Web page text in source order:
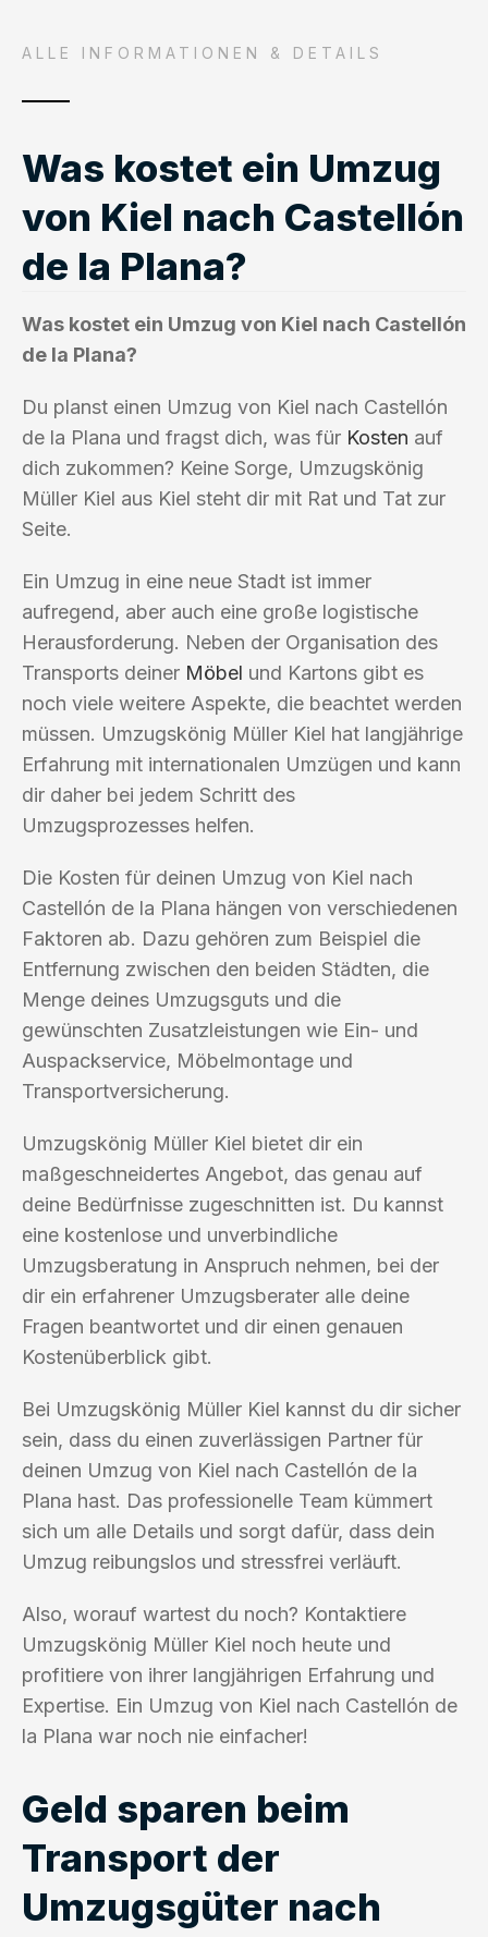
ALLE INFORMATIONEN & DETAILS
Was kostet ein Umzug
von Kiel nach Castellón
de la Plana?
Was kostet ein Umzug von Kiel nach Castellón
de la Plana?
Du planst einen Umzug von Kiel nach Castellón
de la Plana und fragst dich, was für Kosten auf
dich zukommen? Keine Sorge, Umzugskönig
Müller Kiel aus Kiel steht dir mit Rat und Tat zur
Seite.
Ein Umzug in eine neue Stadt ist immer
aufregend, aber auch eine große logistische
Herausforderung. Neben der Organisation des
Transports deiner Möbel und Kartons gibt es
noch viele weitere Aspekte, die beachtet werden
müssen. Umzugskönig Müller Kiel hat langjährige
Erfahrung mit internationalen Umzügen und kann
dir daher bei jedem Schritt des
Umzugsprozesses helfen.
Die Kosten für deinen Umzug von Kiel nach
Castellón de la Plana hängen von verschiedenen
Faktoren ab. Dazu gehören zum Beispiel die
Entfernung zwischen den beiden Städten, die
Menge deines Umzugsguts und die
gewünschten Zusatzleistungen wie Ein- und
Auspackservice, Möbelmontage und
Transportversicherung.
Umzugskönig Müller Kiel bietet dir ein
maßgeschneidertes Angebot, das genau auf
deine Bedürfnisse zugeschnitten ist. Du kannst
eine kostenlose und unverbindliche
Umzugsberatung in Anspruch nehmen, bei der
dir ein erfahrener Umzugsberater alle deine
Fragen beantwortet und dir einen genauen
Kostenüberblick gibt.
Bei Umzugskönig Müller Kiel kannst du dir sicher
sein, dass du einen zuverlässigen Partner für
deinen Umzug von Kiel nach Castellón de la
Plana hast. Das professionelle Team kümmert
sich um alle Details und sorgt dafür, dass dein
Umzug reibungslos und stressfrei verläuft.
Also, worauf wartest du noch? Kontaktiere
Umzugskönig Müller Kiel noch heute und
profitiere von ihrer langjährigen Erfahrung und
Expertise. Ein Umzug von Kiel nach Castellón de
la Plana war noch nie einfacher!
Geld sparen beim
Transport der
Umzugsgüter nach